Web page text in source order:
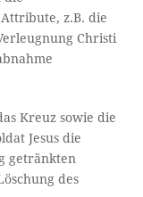
z.B. die
Christi
Kreuz sowie die
Jesus die
getränkten
des